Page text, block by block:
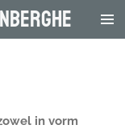
in vorm